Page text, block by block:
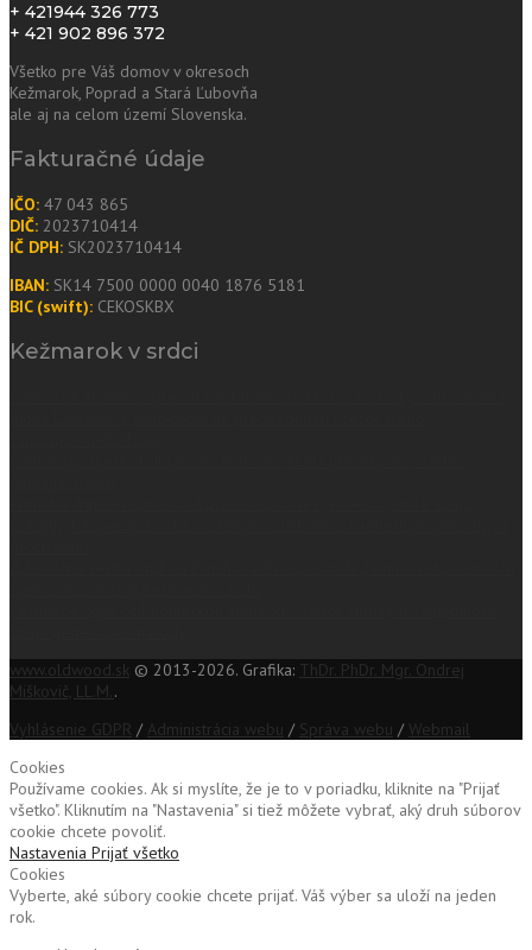
+ 421944 326 773
+ 421 902 896 372
Všetko pre Váš domov v okresoch
Kežmarok, Poprad a Stará Ľubovňa
ale aj na celom území Slovenska.
Fakturačné údaje
IČO: 47 043 865
DIČ: 2023710414
IČ DPH: SK2023710414
IBAN: SK14 7500 0000 0040 1876 5181
BIC (swift): CEKOSKBX
Kežmarok v srdci
www.oldwood.sk © 2013-2026. Grafika: ThDr. PhDr. Mgr. Ondrej
Miškovič, LL.M. .
Vyhlásenie GDPR / Administrácia webu / Správa webu / Webmail
Cookies
Používame cookies. Ak si myslíte, že je to v poriadku, kliknite na "Prijať
všetko". Kliknutím na "Nastavenia" si tiež môžete vybrať, aký druh súborov
cookie chcete povoliť.
Nastavenia Prijať všetko
Cookies
Vyberte, aké súbory cookie chcete prijať. Váš výber sa uloží na jeden
rok.